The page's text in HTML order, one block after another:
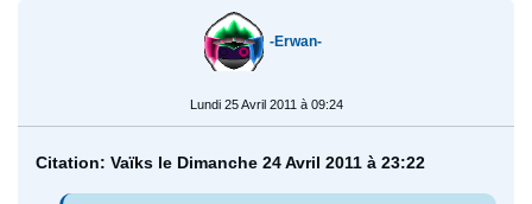
-Erwan-
Lundi 25 Avril 2011 à 09:24
Citation: Vaïks le Dimanche 24 Avril 2011 à 23:22